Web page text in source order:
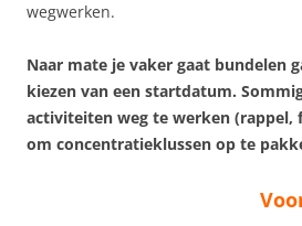
wegwerken.
Naar mate je vaker gaat bundelen
kiezen van een startdatum.
activiteiten weg te werken (rappel,
om concentratieklussen op te